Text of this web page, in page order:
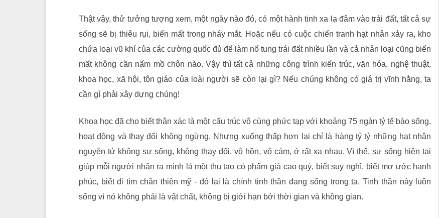
Thật vậy, thử tưởng tượng xem, một ngày nào đó, có một hành tinh xa lạ đâm vào trái đất, tất cả sự
sống sẽ bị thiêu rụi, biến mất trong nháy mắt. Hoặc nếu có cuộc chiến tranh hạt nhân xảy ra, kho
chứa loại vũ khí của các cường quốc đủ để làm nổ tung trái đất nhiều lần và cả nhân loại cũng biến
mất không cần nấm mồ chôn nào. Vậy thì tất cả những công trình kiến trúc, văn hóa, nghệ thuật,
khoa học, xã hội, tôn giáo của loài người sẽ còn lại gì? Nếu chúng không có giá trị vĩnh hằng, ta
cần gì phải xây dựng chúng!
Khoa học đã cho biết thân xác là một cấu trúc vô cùng phức tạp với khoảng 75 ngàn tỷ tế bào sống,
hoạt động và thay đổi không ngừng. Nhưng xuống thấp hơn lại chỉ là hàng tỷ tỷ những hạt nhân
nguyên tử không sự sống, không thay đổi, vô hồn, vô cảm, ở rất xa nhau. Vì thế, sự sống hiện tại
giúp mỗi người nhận ra mình là một thụ tạo có phẩm giá cao quý, biết suy nghĩ, biết mơ ước hạnh
phúc, biết đi tìm chân thiện mỹ - đó lại là chính tinh thần đang sống trong ta. Tinh thần này luôn
sống vì nó không phải là vật chất, không bị giới hạn bởi thời gian và không gian.